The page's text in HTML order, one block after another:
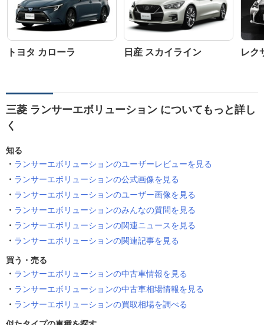
トヨタ カローラ 日産 スカイライン レク
三菱 ランサーエボリューション についてもっと詳し
く
知る
ランサーエボリューションのユーザーレビューを見る
ランサーエボリューションの公式画像を見る
ランサーエボリューションのユーザー画像を見る
ランサーエボリューションのみんなの質問を見る
ランサーエボリューションの関連ニュースを見る
ランサーエボリューションの関連記事を見る
買う・売る
ランサーエボリューションの中古車情報を見る
ランサーエボリューションの中古車相場情報を見る
ランサーエボリューションの買取相場を調べる